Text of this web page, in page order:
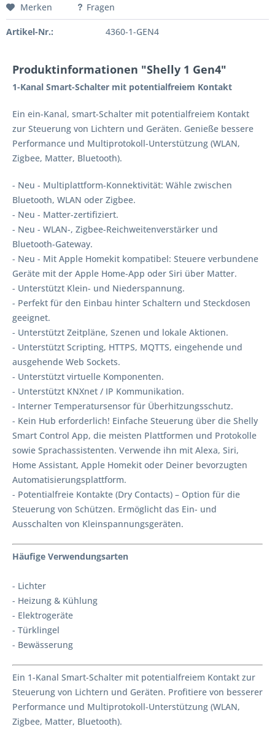
Merken Fragen
Artikel-Nr.: 4360-1-GEN4
Produktinformationen "Shelly 1 Gen4"
1-Kanal Smart-Schalter mit potentialfreiem Kontakt
Ein ein-Kanal, smart-Schalter mit potentialfreiem Kontakt
zur Steuerung von Lichtern und Geräten. Genieße bessere
Performance und Multiprotokoll-Unterstützung (WLAN,
Zigbee, Matter, Bluetooth).
- Neu - Multiplattform-Konnektivität: Wähle zwischen
Bluetooth, WLAN oder Zigbee.
- Neu - Matter-zertifiziert.
- Neu - WLAN-, Zigbee-Reichweitenverstärker und
Bluetooth-Gateway.
- Neu - Mit Apple Homekit kompatibel: Steuere verbundene
Geräte mit der Apple Home-App oder Siri über Matter.
- Unterstützt Klein- und Niederspannung.
- Perfekt für den Einbau hinter Schaltern und Steckdosen
geeignet.
- Unterstützt Zeitpläne, Szenen und lokale Aktionen.
- Unterstützt Scripting, HTTPS, MQTTS, eingehende und
ausgehende Web Sockets.
- Unterstützt virtuelle Komponenten.
- Unterstützt KNXnet / IP Kommunikation.
- Interner Temperatursensor für Überhitzungsschutz.
- Kein Hub erforderlich! Einfache Steuerung über die Shelly
Smart Control App, die meisten Plattformen und Protokolle
sowie Sprachassistenten. Verwende ihn mit Alexa, Siri,
Home Assistant, Apple Homekit oder Deiner bevorzugten
Automatisierungsplattform.
- Potentialfreie Kontakte (Dry Contacts) – Option für die
Steuerung von Schützen. Ermöglicht das Ein- und
Ausschalten von Kleinspannungsgeräten.
Häufige Verwendungsarten
- Lichter
- Heizung & Kühlung
- Elektrogeräte
- Türklingel
- Bewässerung
Ein 1-Kanal Smart-Schalter mit potentialfreiem Kontakt zur
Steuerung von Lichtern und Geräten. Profitiere von besserer
Performance und Multiprotokoll-Unterstützung (WLAN,
Zigbee, Matter, Bluetooth).